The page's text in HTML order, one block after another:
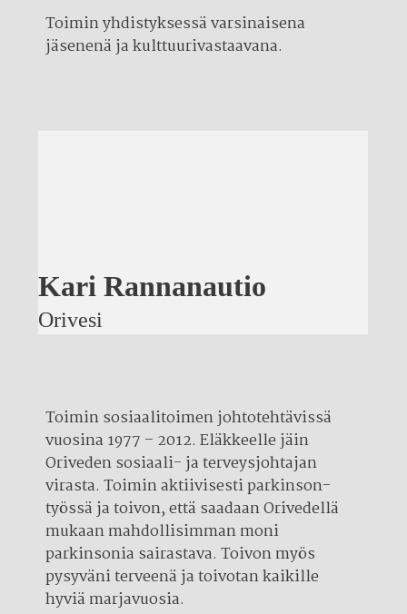
Toimin yhdistyksessä varsinaisena
jäsenenä ja kulttuurivastaavana.
Kari Rannanautio
Orivesi
Toimin sosiaalitoimen johtotehtävissä
vuosina 1977 – 2012. Eläkkeelle jäin
Oriveden sosiaali- ja terveysjohtajan
virasta. Toimin aktiivisesti parkinson-
työssä ja toivon, että saadaan Orivedellä
mukaan mahdollisimman moni
parkinsonia sairastava. Toivon myös
pysyväni terveenä ja toivotan kaikille
hyviä marjavuosia.